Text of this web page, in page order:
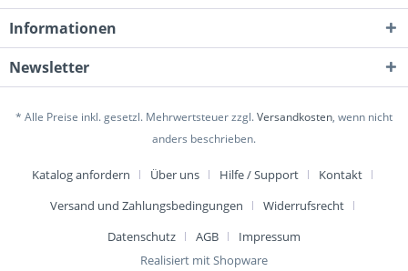
Informationen
Newsletter
* Alle Preise inkl. gesetzl. Mehrwertsteuer zzgl.Versandkosten, wenn nicht
anders beschrieben.
Katalog anfordern Über uns Hilfe / Support
Kontakt
Versand und Zahlungsbedingungen
Widerrufsrecht
Datenschutz
AGB
Impressum
Realisiert mit Shopware